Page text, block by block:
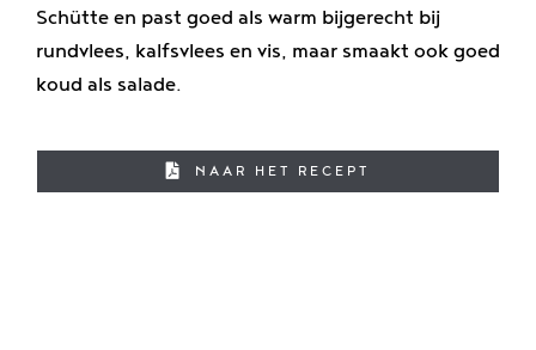
Schütte en past goed als warm bijgerecht bij
rundvlees, kalfsvlees en vis, maar smaakt ook goed
koud als salade.
NAAR HET RECEPT